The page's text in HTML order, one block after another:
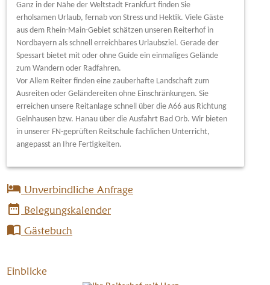
Ganz in der Nähe der Weltstadt Frankfurt finden Sie
erholsamen Urlaub, fernab von Stress und Hektik. Viele Gäste
aus dem Rhein-Main-Gebiet schätzen unseren Reiterhof in
Nordbayern als schnell erreichbares Urlaubsziel. Gerade der
Spessart bietet mit oder ohne Guide ein einmaliges Gelände
zum Wandern oder Radfahren.
Vor Allem Reiter finden eine zauberhafte Landschaft zum
Ausreiten oder Geländereiten ohne Einschränkungen. Sie
erreichen unsere Reitanlage schnell über die A66 aus Richtung
Gelnhausen bzw. Hanau über die Ausfahrt Bad Orb. Wir bieten
in unserer FN-geprüften Reitschule fachlichen Unterricht,
angepasst an Ihre Fertigkeiten.
hotel Unverbindliche Anfrage
date_range Belegungskalender
import_contacts Gästebuch
Einblicke